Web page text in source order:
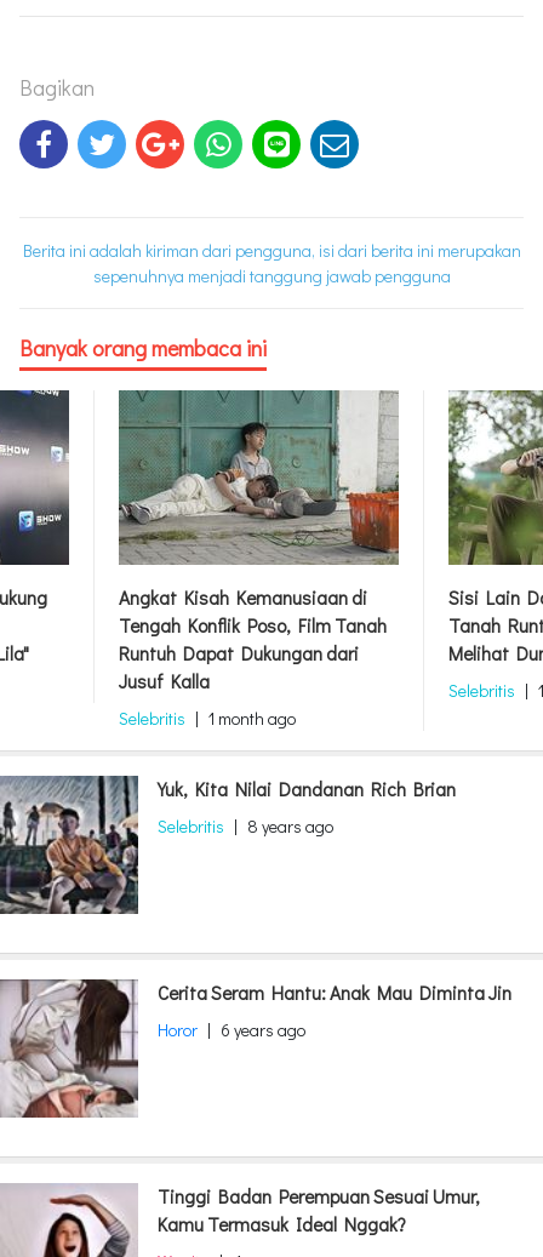
Bagikan
Berita ini adalah kiriman dari pengguna, isi dari berita ini merupakan
sepenuhnya menjadi tanggung jawab pengguna
Banyak orang membaca ini
Angkat Kisah Kemanusiaan di
Tengah Konflik Poso, Film Tanah
Runtuh Dapat Dukungan dari
Jusuf Kalla
Selebritis | 1 month ago
Sisi Lain
Tanah
Melihat
Selebritis |
Yuk, Kita Nilai Dandanan Rich Brian
Selebritis | 8 years ago
Cerita Seram Hantu: Anak Mau Diminta Jin
Horor | 6 years ago
Tinggi Badan Perempuan Sesuai Umur,
Kamu Termasuk Ideal Nggak?